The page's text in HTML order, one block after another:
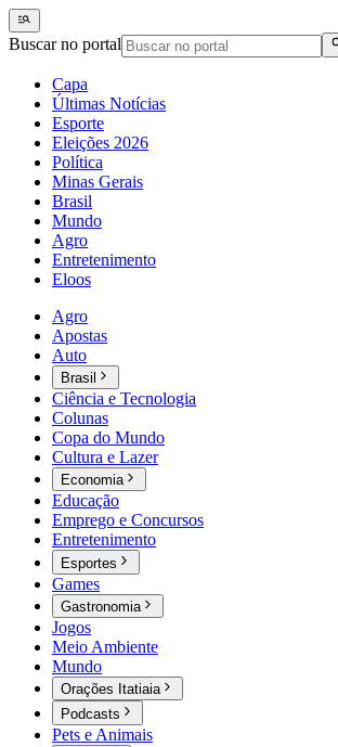
Buscar no portal
Capa
Últimas Notícias
Esporte
Eleições 2026
Política
Minas Gerais
Brasil
Mundo
Agro
Entretenimento
Eloos
Agro
Apostas
Auto
Brasil
Ciência e Tecnologia
Colunas
Copa do Mundo
Cultura e Lazer
Economia
Educação
Emprego e Concursos
Entretenimento
Esportes
Games
Gastronomia
Jogos
Meio Ambiente
Mundo
Orações Itatiaia
Podcasts
Pets e Animais